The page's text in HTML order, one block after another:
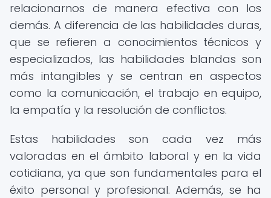
relacionarnos de manera efectiva con los
demás. A diferencia de las habilidades duras,
que se refieren a conocimientos técnicos y
especializados, las habilidades blandas son
más intangibles y se centran en aspectos
como la comunicación, el trabajo en equipo,
la empatía y la resolución de conflictos.
Estas habilidades son cada vez más
valoradas en el ámbito laboral y en la vida
cotidiana, ya que son fundamentales para el
éxito personal y profesional. Además, se ha